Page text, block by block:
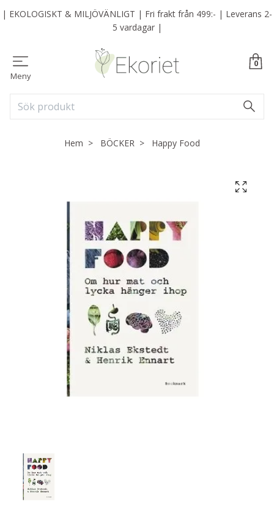
| EKOLOGISKT & MILJÖVÄNLIGT | Fri frakt från 499:- | Leverans 2-
5 vardagar |
Meny
0
Hem BÖCKER Happy Food